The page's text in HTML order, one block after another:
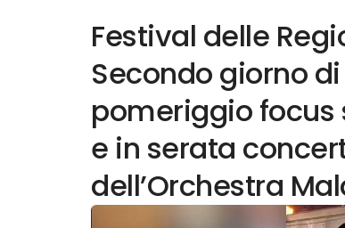
Festival delle
Secondo giorno
pomeriggio focus
e in serata
dell’Orchestra